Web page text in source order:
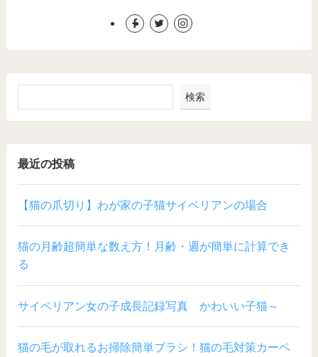
検索
最近の投稿
【猫の爪切り】わが家の子猫サイベリアンの場合
猫の月齢超簡単な数え方！月齢・週が簡単に計算でき
る
サイベリアン女の子成長記録写真 かわいい子猫～
猫の毛が取れるお掃除簡単ブラシ！猫の毛対策カーペ